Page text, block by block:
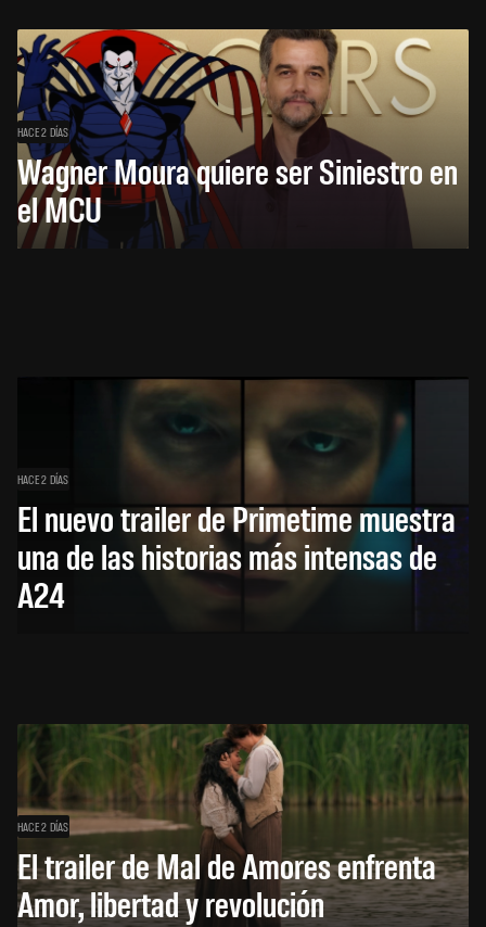
HACE 2 DÍAS
Wagner Moura quiere ser Siniestro en
el MCU
HACE 2 DÍAS
El nuevo trailer de Primetime muestra
una de las historias más intensas de
A24
HACE 2 DÍAS
El trailer de Mal de Amores enfrenta
Amor, libertad y revolución